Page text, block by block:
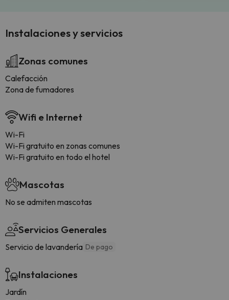
Instalaciones y servicios
Zonas comunes
Calefacción
Zona de fumadores
Wifi e Internet
Wi-Fi
Wi-Fi gratuito en zonas comunes
Wi-Fi gratuito en todo el hotel
Mascotas
No se admiten mascotas
Servicios Generales
Servicio de lavandería De pago
Instalaciones
Jardín